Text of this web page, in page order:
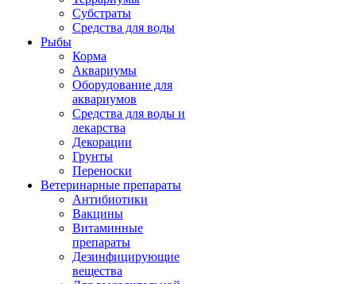
Субстраты
Средства для воды
Рыбы
Корма
Аквариумы
Оборудование для
аквариумов
Средства для воды и
лекарства
Декорации
Грунты
Переноски
Ветеринарные препараты
Антибиотики
Вакцины
Витаминные
препараты
Дезинфицирующие
вещества